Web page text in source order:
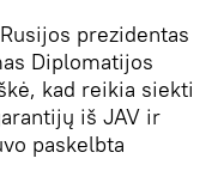
Rusijos prezidentas
Diplomatijos
kad reikia siekti
iš JAV ir
paskelbta